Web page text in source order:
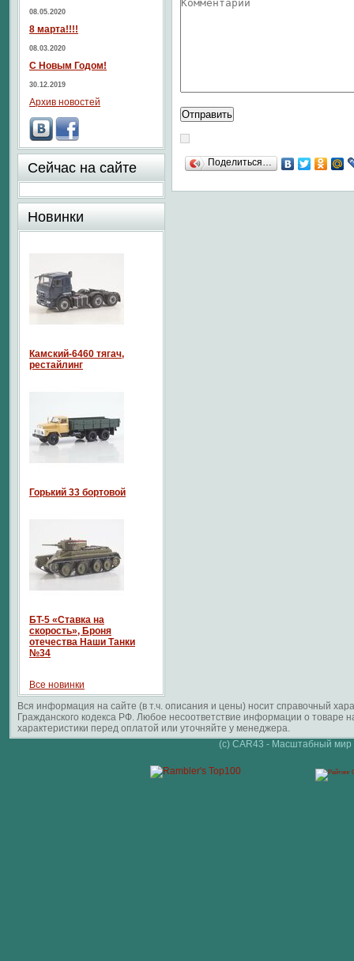
Поделиться…
08.05.2020
8 марта!!!!
08.03.2020
С Новым Годом!
30.12.2019
Архив новостей
Сейчас на сайте
Новинки
Камский-6460 тягач,
рестайлинг
Горький 33 бортовой
БT-5 «Ставка на
скорость», Броня
отечества Наши Танки
№34
Все новинки
Вся информация на сайте (в т.ч. описания и цены) носит справочный
Гражданского кодекса РФ. Любое несоответствие информации о
характеристики перед оплатой или уточняйте у менеджера.
(c) CAR43 - Масштабный мир